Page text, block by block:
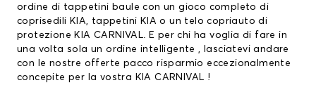
ordine di tappetini baule con un gioco completo di
coprisedili KIA, tappetini KIAo un telo copriauto di
protezione KIA CARNIVAL. E per chi ha voglia di fare in
una volta sola un ordine intelligente , lasciatevi andare
con le nostre offerte pacco risparmio eccezionalmente
concepite per la vostra KIA CARNIVAL !